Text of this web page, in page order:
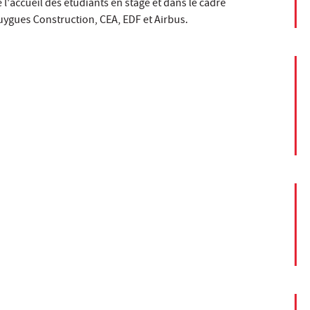
des étudiants en stage et dans le cadre
Construction, CEA, EDF et Airbus.